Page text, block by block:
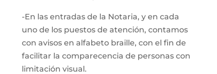
-En las entradas de la Notaria, y en cada
uno de los puestos de atención, contamos
con avisos en alfabeto braille, con el fin de
facilitar la comparecencia de personas con
limitación visual.